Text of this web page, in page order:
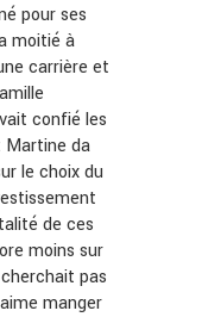
pour ses
moitié à
carrière et
confié les
Martine da
le choix du
de ces
moins sur
pas
manger